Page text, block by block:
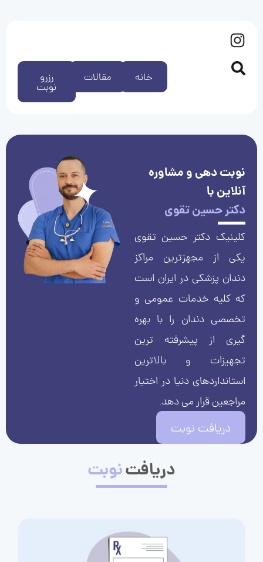
رزرو
نوبت
مقالات خانه
نوبت دهی و مشاوره
آنلاین با
دکتر حسین تقوی
کلینیک دکتر حسین تقوی
یکی از مجهزترین مراکز
دندان پزشکی در ایران است
که کلیه خدمات عمومی و
تخصصی دندان را با بهره
گیری از پیشرفته ترین
تجهیزات و بالاترین
استانداردهای دنیا در اختیار
مراجعین قرار می دهد.
دریافت نوبت
دریافتنوبت